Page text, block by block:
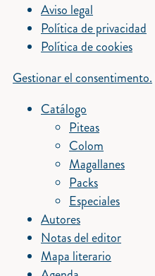
Aviso legal
Política de privacidad
Política de cookies
Gestionar el consentimento.
Catálogo
Piteas
Colom
Magallanes
Packs
Especiales
Autores
Notas del editor
Mapa literario